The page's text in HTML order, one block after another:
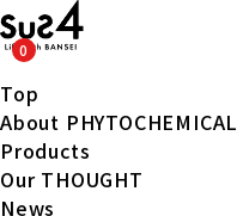
0
Top
About PHYTOCHEMICAL
Products
Our THOUGHT
News